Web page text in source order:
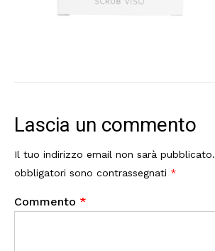
Lascia un commento
Il tuo indirizzo email non sarà pubblicato.
obbligatori sono contrassegnati *
Commento *